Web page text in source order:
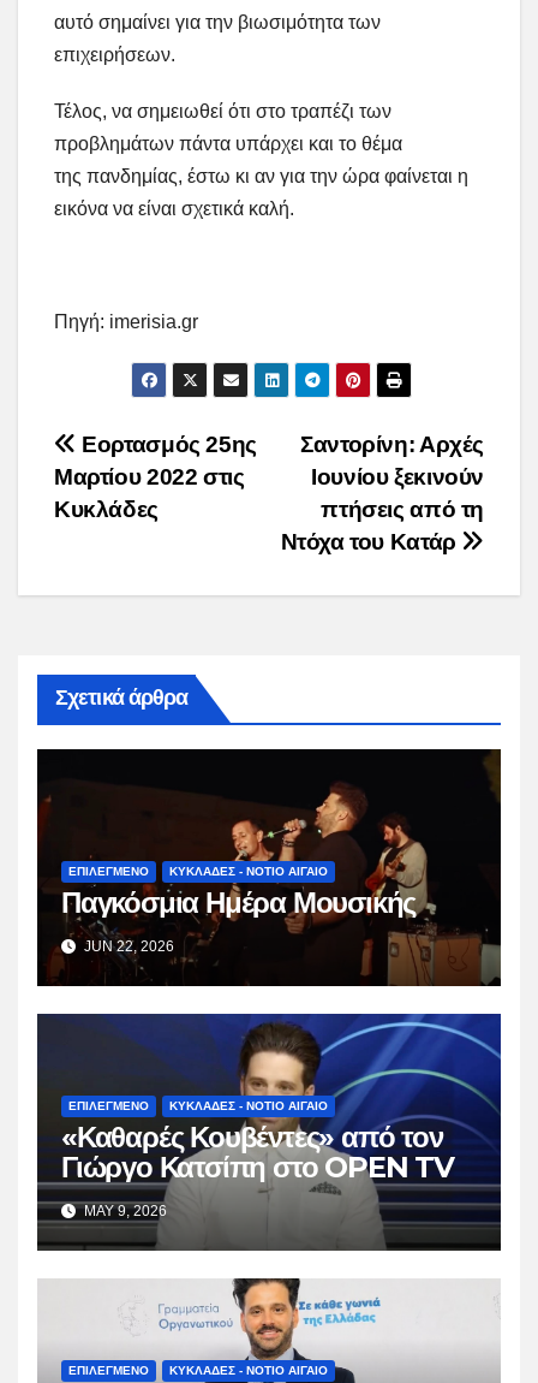
αυτό σημαίνει για την βιωσιμότητα των
επιχειρήσεων.
Τέλος, να σημειωθεί ότι στο τραπέζι των
προβλημάτων πάντα υπάρχει και το θέμα
της πανδημίας, έστω κι αν για την ώρα φαίνεται η
εικόνα να είναι σχετικά καλή.
Πηγή: imerisia.gr
Post
navigation
Σαντορίνη: Αρχές
Ιουνίου ξεκινούν
πτήσεις από τη
Ντόχα του Κατάρ
Εορτασμός 25ης
Μαρτίου 2022 στις
Κυκλάδες
Σχετικά άρθρα
ΕΠΙΛΕΓΜΕΝΟ ΚΥΚΛΑΔΕΣ - ΝΟΤΙΟ ΑΙΓΑΙΟ
Παγκόσμια Ημέρα Μουσικής
JUN 22, 2026
ΕΠΙΛΕΓΜΕΝΟ ΚΥΚΛΑΔΕΣ - ΝΟΤΙΟ ΑΙΓΑΙΟ
«Καθαρές Κουβέντες» από τον
Γιώργο Κατσίπη στο OPEN TV
MAY 9, 2026
ΕΠΙΛΕΓΜΕΝΟ ΚΥΚΛΑΔΕΣ - ΝΟΤΙΟ ΑΙΓΑΙΟ